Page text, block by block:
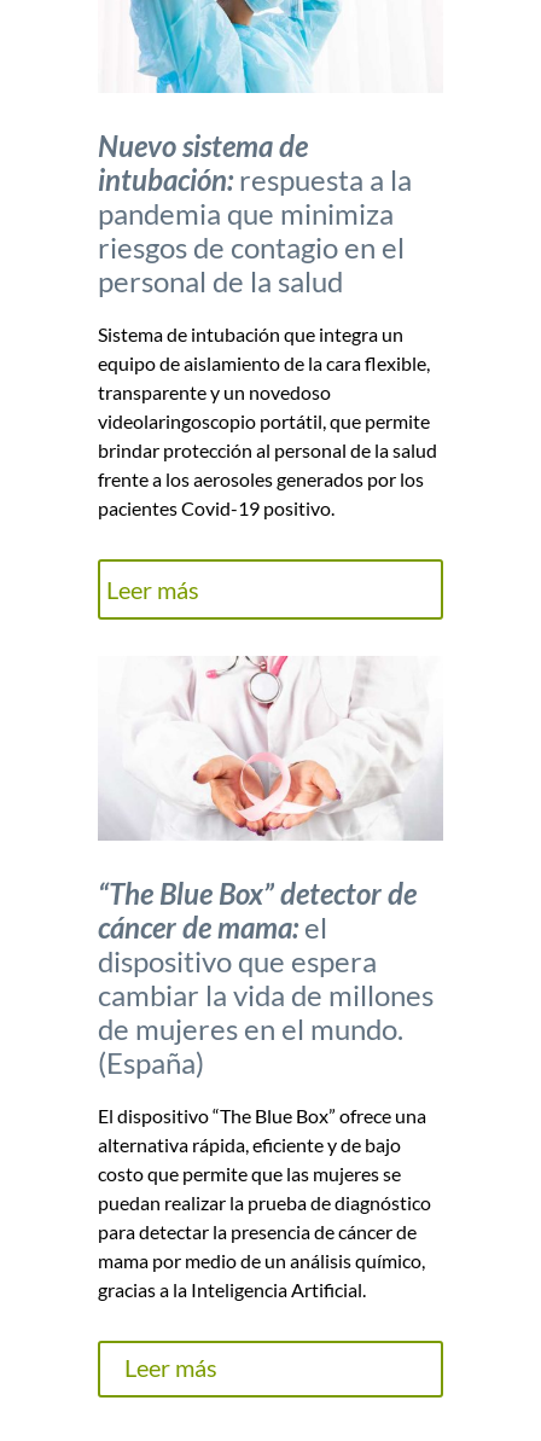
Nuevo sistema de
intubación:respuesta a la
pandemia que minimiza
riesgos de contagio en el
personal de la salud
Sistema de intubación que integra un
equipo de aislamiento de la cara flexible,
transparente y un novedoso
videolaringoscopio portátil, que permite
brindar protección al personal de la salud
frente a los aerosoles generados por los
pacientes Covid-19 positivo.
Leer más
“The Blue Box” detector de
cáncer de mama: el
dispositivo que espera
cambiar la vida de millones
de mujeres en el mundo.
(España)
El dispositivo “The Blue Box” ofrece una
alternativa rápida, eficiente y de bajo
costo que permite que las mujeres se
puedan realizar la prueba de diagnóstico
para detectar la presencia de cáncer de
mama por medio de un análisis químico,
gracias a la Inteligencia Artificial.
Leer más